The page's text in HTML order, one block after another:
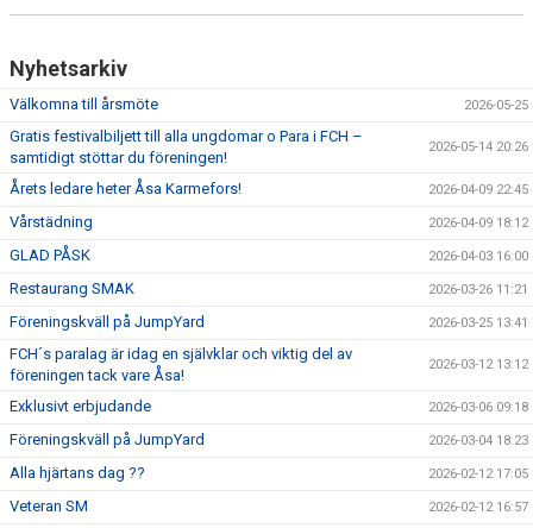
Nyhetsarkiv
Välkomna till årsmöte 2026-05-25
Gratis festivalbiljett till alla ungdomar o Para i FCH –
samtidigt stöttar du föreningen!
2026-05-14 20:26
Årets ledare heter Åsa Karmefors! 2026-04-09 22:45
Vårstädning 2026-04-09 18:12
GLAD PÅSK 2026-04-03 16:00
Restaurang SMAK 2026-03-26 11:21
Föreningskväll på JumpYard 2026-03-25 13:41
FCH´s paralag är idag en självklar och viktig del av
föreningen tack vare Åsa!
2026-03-12 13:12
Exklusivt erbjudande 2026-03-06 09:18
Föreningskväll på JumpYard 2026-03-04 18:23
Alla hjärtans dag ?? 2026-02-12 17:05
Veteran SM 2026-02-12 16:57